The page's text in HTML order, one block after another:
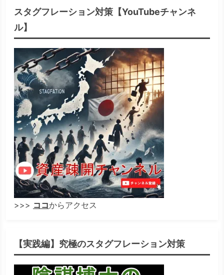
スタグフレーション対策【YouTubeチャンネ
ル】
>>> ココからアクセス
【実践編】究極のスタグフレーション対策